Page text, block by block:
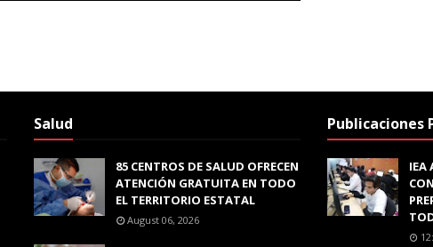
Salud
85 CENTROS DE SALUD OFRECEN
ATENCIÓN GRATUITA EN TODO
EL TERRITORIO ESTATAL
August 06, 2026
Publicaciones
IEA